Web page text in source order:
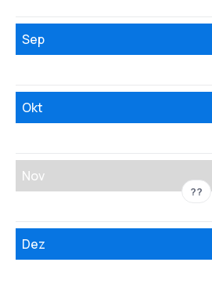
Sep
Okt
Nov
??
Dez